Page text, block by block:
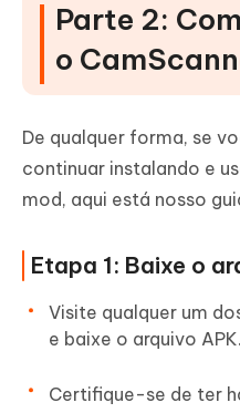
Parte 2:
o
De qualquer forma, se
continuar instalando e
mod, aqui está nosso
Etapa 1: Baixe o
Visite qualquer um
e baixe o arquivo APK.
Certifique-se de ter